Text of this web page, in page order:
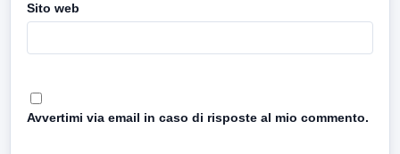
Sito web
Avvertimi via email in caso di risposte al mio commento.